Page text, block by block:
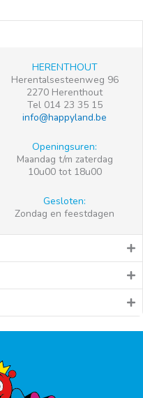
HERENTHOUT
Herentalsesteenweg 96
2270 Herenthout
Tel 014 23 35 15
info@happyland.be
Openingsuren:
Maandag t/m zaterdag
10u00 tot 18u00
Gesloten:
Zondag en feestdagen